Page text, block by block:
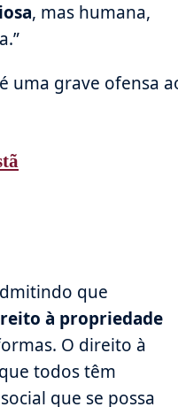
, mas humana,
uma grave ofensa
que
à propriedade
O direito à
todos têm
que se possa